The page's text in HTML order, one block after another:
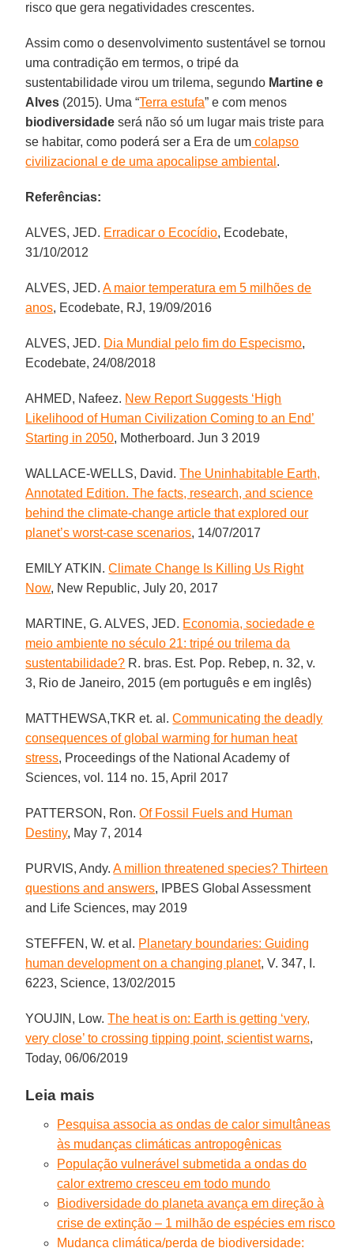
risco que gera negatividades crescentes.
Assim como o desenvolvimento sustentável se tornou
uma contradição em termos, o tripé da
sustentabilidade virou um trilema, segundo Martine e
Alves (2015). Uma “Terra estufa” e com menos
biodiversidade será não só um lugar mais triste para
se habitar, como poderá ser a Era de um colapso
civilizacional e de uma apocalipse ambiental .
Referências:
ALVES, JED. Erradicar o Ecocídio, Ecodebate,
31/10/2012
ALVES, JED.A maior temperatura em 5 milhões de
anos, Ecodebate, RJ, 19/09/2016
ALVES, JED. Dia Mundial pelo fim do Especismo,
Ecodebate, 24/08/2018
AHMED, Nafeez. New Report Suggests ‘High
Likelihood of Human Civilization Coming to an End’
Starting in 2050, Motherboard. Jun 3 2019
WALLACE-WELLS, David.The Uninhabitable Earth,
Annotated Edition. The facts, research, and science
behind the climate-change article that explored our
planet’s worst-case scenarios, 14/07/2017
EMILY ATKIN.Climate Change Is Killing Us Right
Now, New Republic, July 20, 2017
MARTINE, G. ALVES, JED. Economia, sociedade e
meio ambiente no século 21: tripé ou trilema da
sustentabilidade? R. bras. Est. Pop. Rebep, n. 32, v.
3, Rio de Janeiro, 2015 (em português e em inglês)
MATTHEWSA,TKR et. al.Communicating the deadly
consequences of global warming for human heat
stress, Proceedings of the National Academy of
Sciences, vol. 114 no. 15, April 2017
PATTERSON, Ron.Of Fossil Fuels and Human
Destiny, May 7, 2014
PURVIS, Andy.A million threatened species? Thirteen
questions and answers, IPBES Global Assessment
and Life Sciences, may 2019
STEFFEN, W. et al. Planetary boundaries: Guiding
human development on a changing planet, V. 347, I.
6223, Science, 13/02/2015
YOUJIN, Low.The heat is on: Earth is getting ‘very,
very close’ to crossing tipping point, scientist warns,
Today, 06/06/2019
Leia mais
Pesquisa associa as ondas de calor simultâneas
às mudanças climáticas antropogênicas
População vulnerável submetida a ondas do
calor extremo cresceu em todo mundo
Biodiversidade do planeta avança em direção à
crise de extinção – 1 milhão de espécies em risco
Mudança climática/perda de biodiversidade: